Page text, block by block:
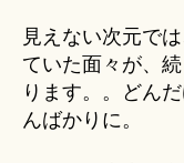
見えない次元で
ていた面々が、
ります。。どん
んばかりに。